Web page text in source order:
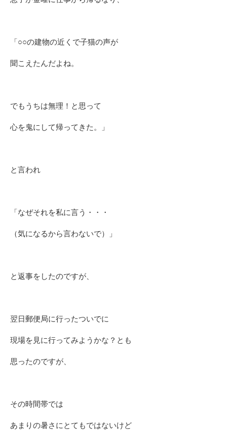
「○○の建物の近くで子猫の声が
聞こえたんだよね。
でもうちは無理！と思って
心を鬼にして帰ってきた。」
と言われ
「なぜそれを私に言う・・・
（気になるから言わないで）」
と返事をしたのですが、
翌日郵便局に行ったついでに
現場を見に行ってみようかな？とも
思ったのですが、
その時間帯では
あまりの暑さにとてもではないけど